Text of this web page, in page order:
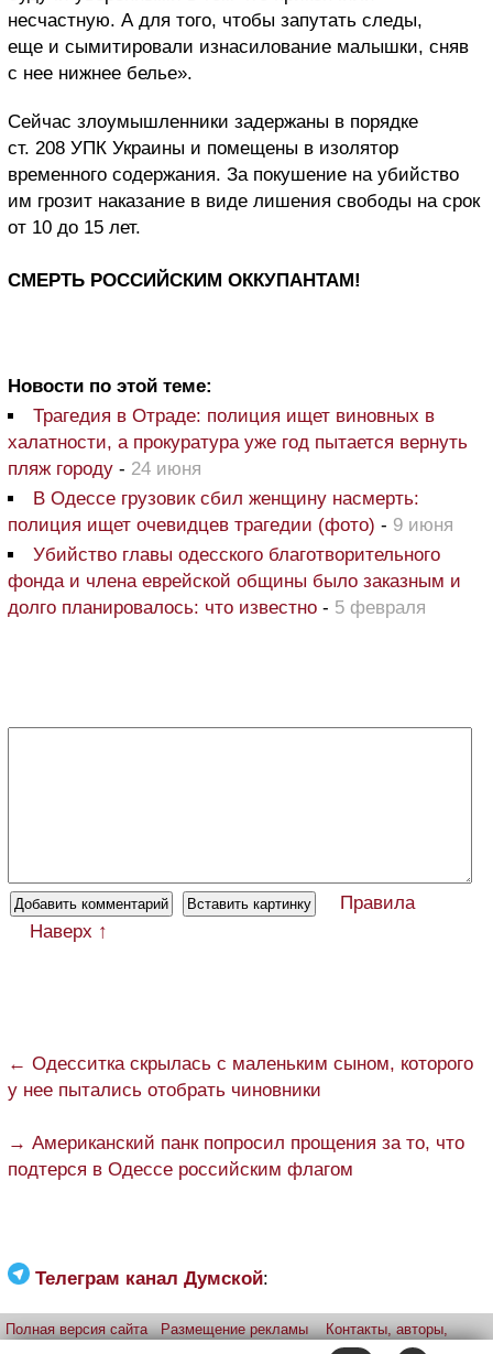
несчастную. А для того, чтобы запутать следы,
еще и сымитировали изнасилование малышки, сняв
с нее нижнее белье».
Сейчас злоумышленники задержаны в порядке
ст. 208 УПК Украины и помещены в изолятор
временного содержания. За покушение на убийство
им грозит наказание в виде лишения свободы на срок
от 10 до 15 лет.
СМЕРТЬ РОССИЙСКИМ ОККУПАНТАМ!
Новости по этой теме:
Трагедия в Отраде: полиция ищет виновных в
халатности, а прокуратура уже год пытается вернуть
пляж городу - 24 июня
В Одессе грузовик сбил женщину насмерть:
полиция ищет очевидцев трагедии (фото) - 9 июня
Убийство главы одесского благотворительного
фонда и члена еврейской общины было заказным и
долго планировалось: что известно - 5 февраля
Правила
Наверх ↑
← Одесситка скрылась с маленьким сыном, которого
у нее пытались отобрать чиновники
→ Американский панк попросил прощения за то, что
подтерся в Одессе российским флагом
Телеграм канал Думской:
Полная версия сайта Размещение рекламы
Контакты, авторы,